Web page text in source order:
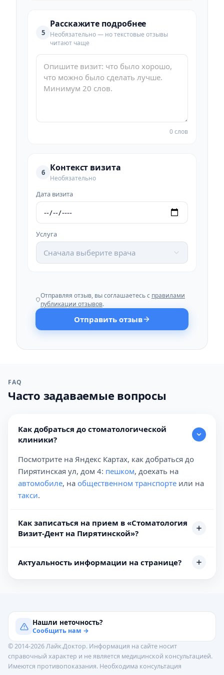
5
Расскажите подробнее
Необязательно — но текстовые отзывы
читают чаще
0 слов
6 Контекст визита
Необязательно
Дата визита
Услуга
Сначала выберите врача
Отправляя отзыв, вы соглашаетесь с правилами
публикации отзывов.
Отправить отзыв
FAQ
Часто задаваемые вопросы
Как добраться до стоматологической
клиники?
Посмотрите на Яндекс Картах, как добраться до
Пирятинская ул, дом 4: пешком, доехать на
автомобиле, на общественном транспорте или на
такси.
Как записаться на прием в «Стоматология
Визит-Дент на Пирятинской»?
Актуальность информации на странице?
Нашли неточность?
Сообщить нам →
© 2014-2026 Лайк.Доктор. Информация на сайте носит
справочный характер и не является медицинской консультацией.
Имеются противопоказания. Необходима консультация